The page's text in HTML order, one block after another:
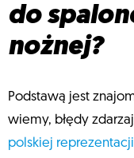
do
nożnej?
Podstawą jest
wiemy, błędy
polskiej reprezentacji